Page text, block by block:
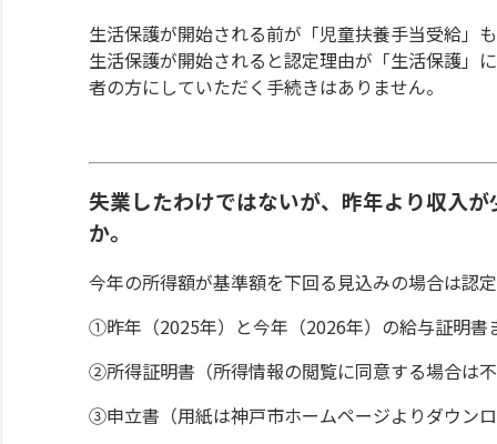
生活保護が開始される前が「児童扶養手当受給」
生活保護が開始されると認定理由が「生活保護」
者の方にしていただく手続きはありません。
失業したわけではないが、昨年より収入
か。
今年の所得額が基準額を下回る見込みの場合は認
①昨年（2025年）と今年（2026年）の給与証明
②所得証明書（所得情報の閲覧に同意する場合は
③申立書（用紙は神戸市ホームページよりダウン